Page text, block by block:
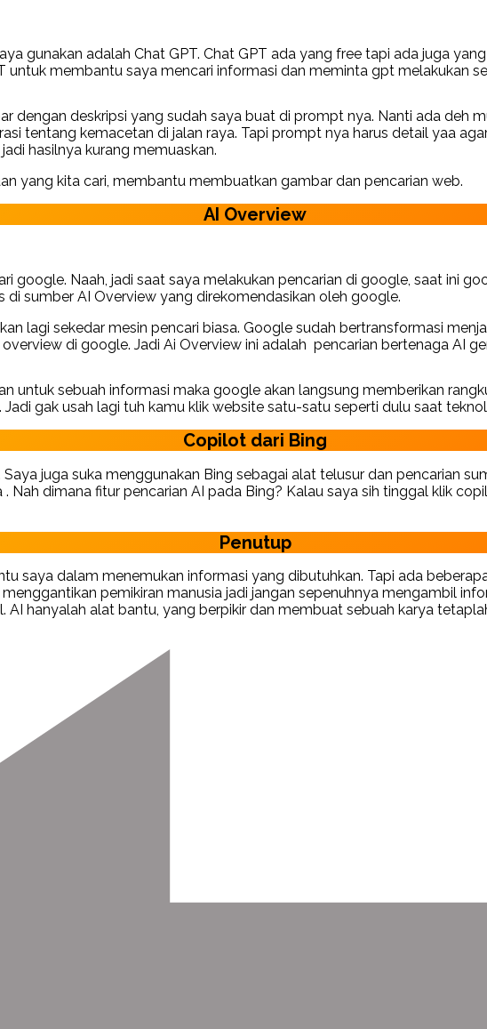
gunakan adalah Chat GPT. Chat GPT ada yang free tapi ada juga
untuk membantu saya mencari informasi dan meminta gpt melakukan
dengan deskripsi yang sudah saya buat di prompt nya. Nanti ada deh
tentang kemacetan di jalan raya. Tapi prompt nya harus detail yaa
hasilnya kurang memuaskan.
yang kita cari, membantu membuatkan gambar dan pencarian web.
AI Overview
google. Naah, jadi saat saya melakukan pencarian di google, saat ini
sumber AI Overview yang direkomendasikan oleh google.
lagi sekedar mesin pencari biasa. Google sudah bertransformasi
di google. Jadi Ai Overview ini adalah pencarian bertenaga AI
untuk sebuah informasi maka google akan langsung memberikan
gak usah lagi tuh kamu klik website satu-satu seperti dulu saat
Copilot dari Bing
juga suka menggunakan Bing sebagai alat telusur dan pencarian
Nah dimana fitur pencarian AI pada Bing? Kalau saya sih tinggal klik
Penutup
saya dalam menemukan informasi yang dibutuhkan. Tapi ada
pemikiran manusia jadi jangan sepenuhnya mengambil
hanyalah alat bantu, yang berpikir dan membuat sebuah karya